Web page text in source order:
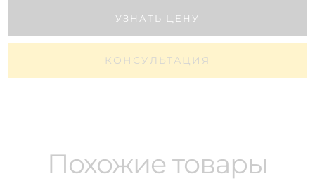
УЗНАТЬ ЦЕНУ
КОНСУЛЬТАЦИЯ
Похожие товары